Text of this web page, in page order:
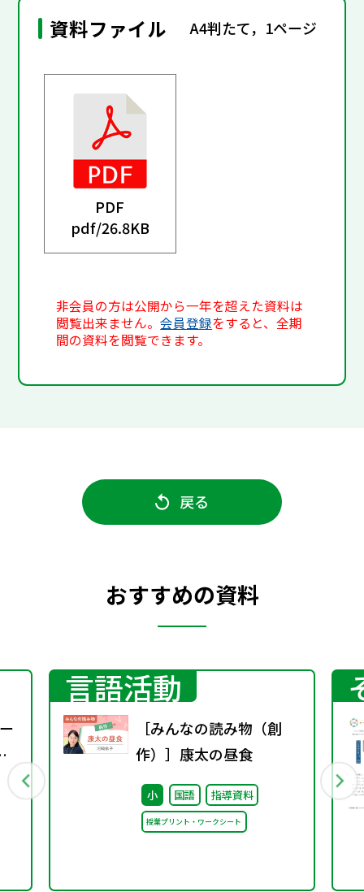
資料ファイル A4判たて，1ページ
PDF
pdf/26.8KB
非会員の方は公開から一年を超えた資料は
閲覧出来ません。会員登録をすると、全期
間の資料を閲覧できます。
戻る
おすすめの資料
言語活動
［みんなの読み物（創
作）］康太の昼食
小 国語 指導資料
授業プリント・ワークシート